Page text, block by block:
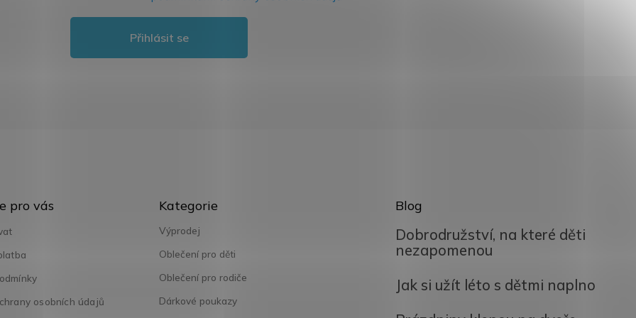
Přihlásit se
pro vás
osobních údajů
kategorie
Kategorie
Výprodej
Oblečení pro děti
Oblečení pro rodiče
Dárkové poukazy
Blog
Dobrodružství, na které děti
nezapomenou
Jak si užít léto s dětmi naplno